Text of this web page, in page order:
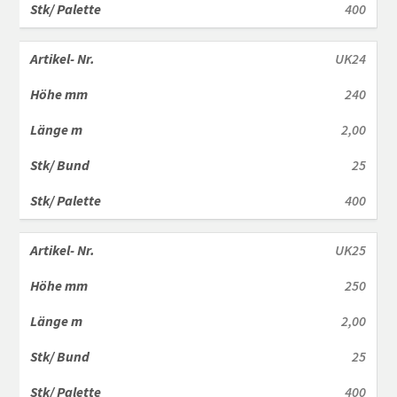
400
UK24
240
2,00
25
400
UK25
250
2,00
25
400